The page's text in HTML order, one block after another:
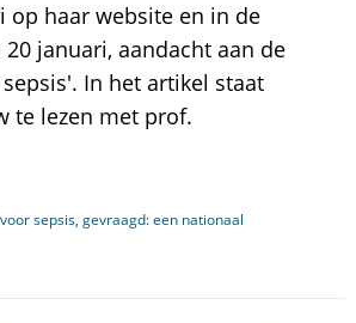
op haar website en in de
januari, aandacht aan de
In het artikel staat
te lezen met prof.
voor sepsis, gevraagd: een nationaal